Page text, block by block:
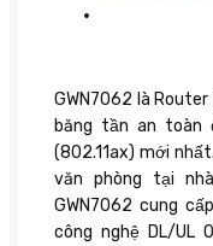
GWN7062 là
băng tần an toàn
(802.11ax) mới
văn phòng tại
GWN7062 cung
công nghệ DL/UL